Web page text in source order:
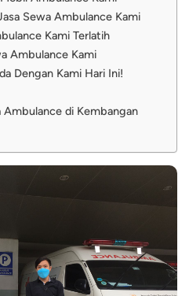
Sewa Ambulance Kami
Kami Terlatih
Ambulance Kami
Dengan Kami Hari Ini!
Ambulance di Kembangan